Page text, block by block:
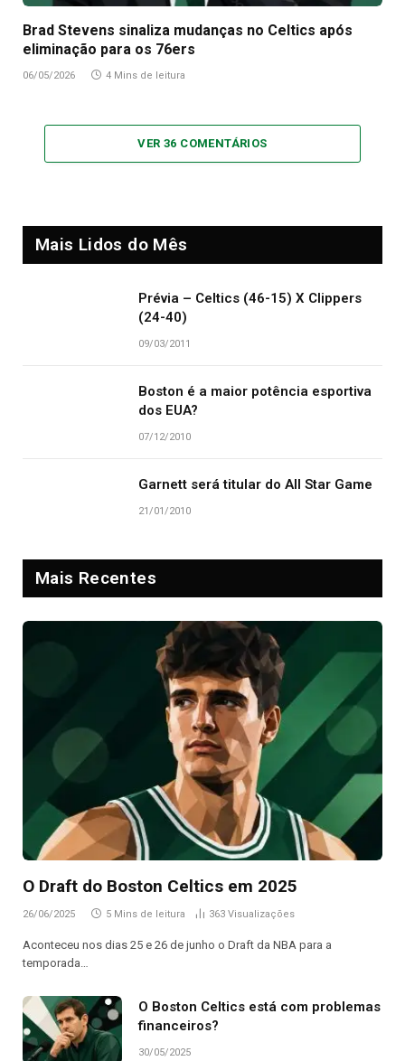
Brad Stevens sinaliza mudanças no Celtics após
eliminação para os 76ers
06/05/2026 4 Mins de leitura
VER 36 COMENTÁRIOS
Mais Lidos do Mês
Prévia – Celtics (46-15) X Clippers
(24-40)
09/03/2011
Boston é a maior potência esportiva
dos EUA?
07/12/2010
Garnett será titular do All Star Game
21/01/2010
Mais Recentes
O Draft do Boston Celtics em 2025
26/06/2025 5 Mins de leitura 363 Visualizações
Aconteceu nos dias 25 e 26 de junho o Draft da NBA para a
temporada…
O Boston Celtics está com problemas
financeiros?
30/05/2025